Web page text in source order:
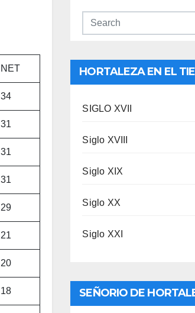
NET
34
31
31
31
29
21
20
18
HORTALEZA EN EL
SIGLO XVII
Siglo XVIII
Siglo XIX
Siglo XX
Siglo XXI
SEÑORIO DE